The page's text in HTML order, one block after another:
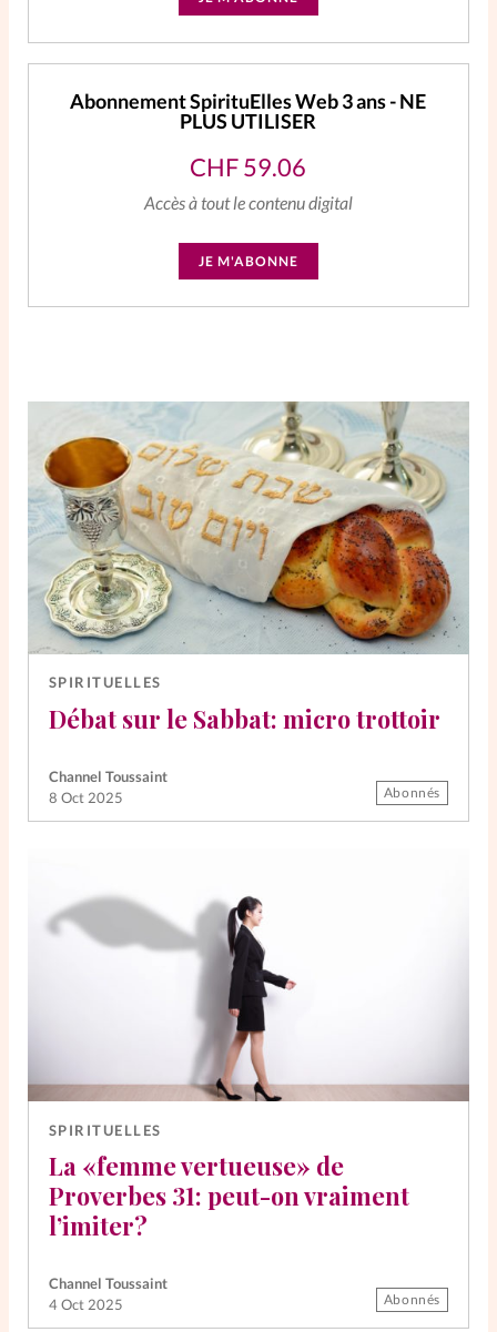
Abonnement SpirituElles Web 3 ans - NE
PLUS UTILISER
CHF59.06
Accès à tout le contenu digital
JE M'ABONNE
SPIRITUELLES
Débat sur le Sabbat: micro trottoir
Channel Toussaint
8 Oct 2025
Abonnés
SPIRITUELLES
La «femme vertueuse» de
Proverbes 31: peut-on vraiment
l’imiter?
Channel Toussaint
4 Oct 2025
Abonnés